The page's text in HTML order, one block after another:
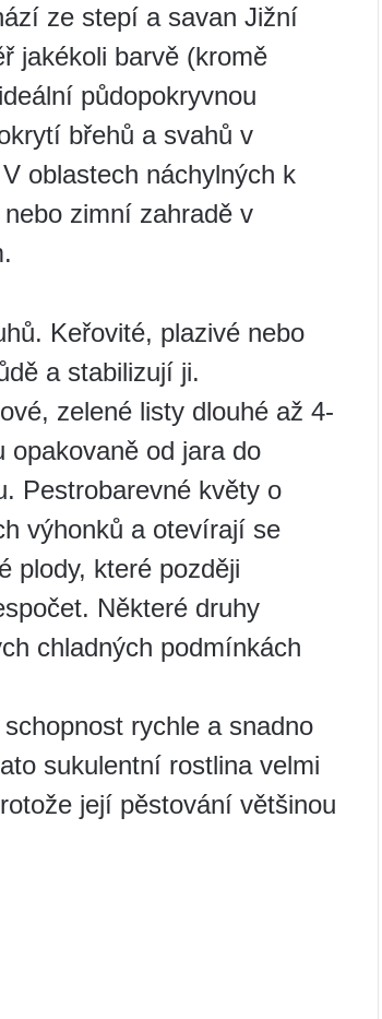
ze stepí a savan Jižní
jakékoli barvě (kromě
půdopokryvnou
břehů a svahů v
oblastech náchylných k
zimní zahradě v
Keřovité, plazivé nebo
a stabilizují ji.
zelené listy dlouhé až 4-
opakovaně od jara do
Pestrobarevné květy o
výhonků a otevírají se
plody, které později
Některé druhy
chladných podmínkách
rychle a snadno
sukulentní rostlina velmi
její pěstování většinou